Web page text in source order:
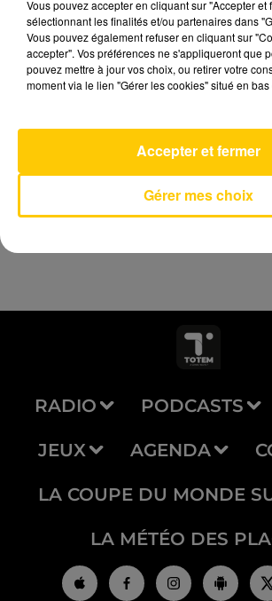
Paradis Perdus
CHRISTINE AND THE QUEENS
RADIO PODCASTS
JEUX AGENDA
LA COUPE DU MONDE
LA MÉTÉO DES
Vous pouvez accepter en cliquant sur "Accepter et
sélectionnant les finalités et/ou partenaires dans
Vous pouvez également refuser en cliquant sur
accepter". Vos préférences ne s'appliqueront que
pouvez mettre à jour vos choix, ou retirer votre
moment via le lien "Gérer les cookies" situé en
Gérer mes choix
Accepter et fermer